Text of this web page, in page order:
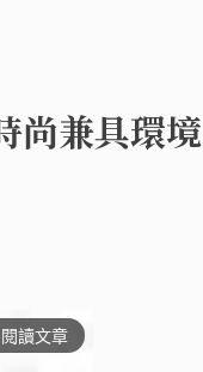
兼具環
閱讀文章